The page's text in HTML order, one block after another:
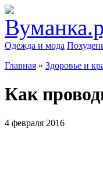
Одежда и мода
Главная » Здоровье и
Как
4 февраля 2016